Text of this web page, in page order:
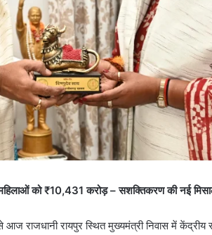
को ₹10,431 करोड़ – सशक्तिकरण की नई
आज राजधानी रायपुर स्थित मुख्यमंत्री निवास में केंद्रीय